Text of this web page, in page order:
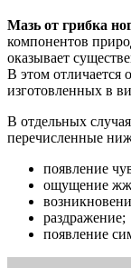
Мазь от грибка
компонентов
оказывает
В этом отличается
изготовленных в
В отдельных
перечисленные
появление
ощущение
раздражение;
появление